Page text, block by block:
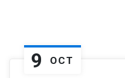
9 OCT